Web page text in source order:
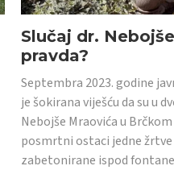
Slučaj dr.
pravda?
Septembra 2023. godine
je šokirana viješću da su u
Nebojše Mraovića u
posmrtni ostaci jedne
zabetonirane ispod